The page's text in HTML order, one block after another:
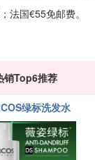
法国€55免邮费。
销Top6推荐
绿标洗发水